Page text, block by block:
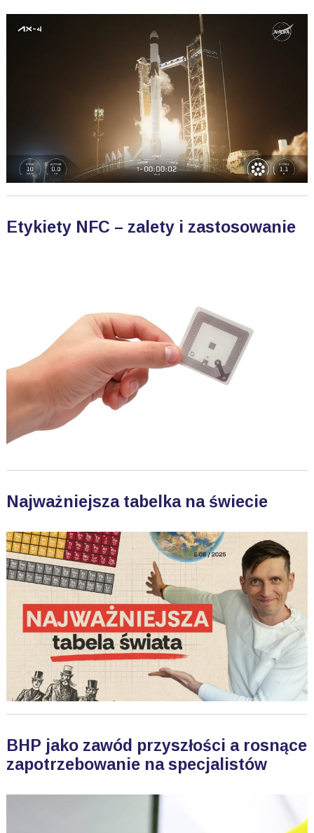
Etykiety NFC – zalety i zastosowanie
Najważniejsza tabelka na świecie
BHP jako zawód przyszłości a rosnące
zapotrzebowanie na specjalistów